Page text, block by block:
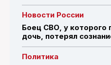
Новости России
Боец СВО, у которого
дочь, потерял
Политика